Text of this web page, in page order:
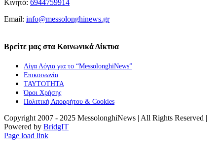
Κινητό: 6944759914
Email: info@messolonghinews.gr
Βρείτε μας στα Κοινωνικά Δίκτυα
Λίγα Λόγια για το “MessolonghiNews”
Επικοινωνία
ΤΑΥΤΟΤΗΤΑ
Όροι Χρήσης
Πολιτική Απορρήτου & Cookies
Copyright 2007 - 2025 MessolonghiNews | All Rights Reserved |
Powered by BridgIT
YouTube
Facebook
Instagram
Page load link